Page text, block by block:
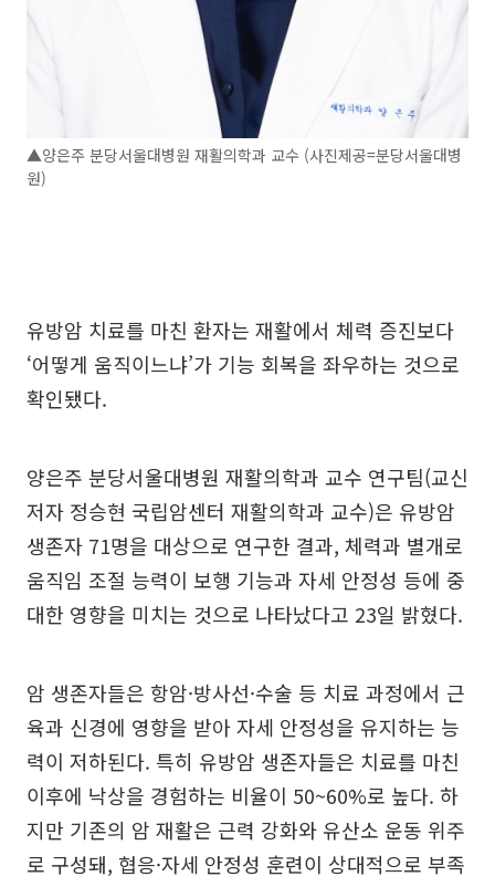
▲양은주 분당서울대병원 재활의학과 교수 (사진제공=분당서울대병
원)
유방암 치료를 마친 환자는 재활에서 체력 증진보다
‘어떻게 움직이느냐’가 기능 회복을 좌우하는 것으로
확인됐다.
양은주 분당서울대병원 재활의학과 교수 연구팀(교신
저자 정승현 국립암센터 재활의학과 교수)은 유방암
생존자 71명을 대상으로 연구한 결과, 체력과 별개로
움직임 조절 능력이 보행 기능과 자세 안정성 등에 중
대한 영향을 미치는 것으로 나타났다고 23일 밝혔다.
암 생존자들은 항암·방사선·수술 등 치료 과정에서 근
육과 신경에 영향을 받아 자세 안정성을 유지하는 능
력이 저하된다. 특히 유방암 생존자들은 치료를 마친
이후에 낙상을 경험하는 비율이 50~60%로 높다. 하
지만 기존의 암 재활은 근력 강화와 유산소 운동 위주
로 구성돼, 협응·자세 안정성 훈련이 상대적으로 부족